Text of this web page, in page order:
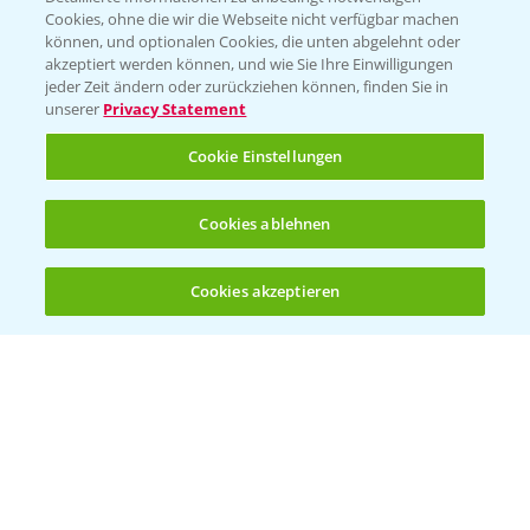
(noch 4)
KONTAKT
Hilfe in Notfällen
T.+49 (0)214/30-20220
Folgen Sie uns
Cookies, ohne die wir die Webseite nicht verfügbar machen
können, und optionalen Cookies, die unten abgelehnt oder
akzeptiert werden können, und wie Sie Ihre Einwilligungen
jeder Zeit ändern oder zurückziehen können, finden Sie in
unserer Privacy Statement
Cookie Einstellungen
Cookies ablehnen
Cookies akzeptieren